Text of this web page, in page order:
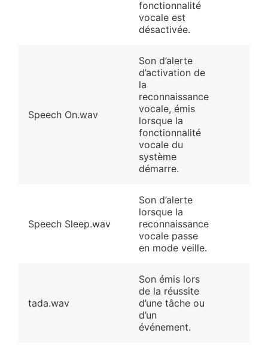
❀
fonctionnalité
vocale est
désactivée.
Speech On.wav
Son d’alerte
d’activation de
la
reconnaissance
vocale, émis
lorsque la
fonctionnalité
vocale du
système
démarre.
Speech Sleep.wav
Son d’alerte
lorsque la
reconnaissance
vocale passe
en mode veille.
tada.wav
Son émis lors
de la réussite
d’une tâche ou
d’un
événement.